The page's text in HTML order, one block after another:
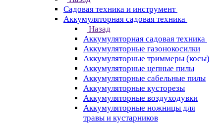
Cадовая техника и инструмент
Аккумуляторная садовая техника
Назад
Аккумуляторная садовая техника
Аккумуляторные газонокосилки
Аккумуляторные триммеры (косы)
Аккумуляторные цепные пилы
Аккумуляторные сабельные пилы
Аккумуляторные кусторезы
Аккумуляторные воздуходувки
Аккумуляторные ножницы для
травы и кустарников